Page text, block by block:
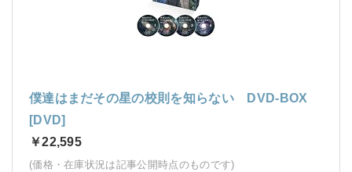
僕達はまだその星の校則を知らない DVD-BOX
[DVD]
￥22,595
(価格・在庫状況は記事公開時点のものです)